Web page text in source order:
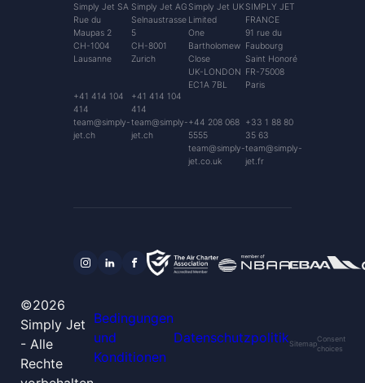
Simply Jet SA
Rue du
Maupas 2
CH-1004
Lausanne
+41 414 104
414
team@simply-
jet.ch
Simply Jet AG
Selnaustrasse
5
CH-8001
Zurich
+41 414 104
414
team@simply-
jet.ch
Simply Jet UK
Limited
One
Bartholomew
Close
UK-LONDON
EC1A 7BL
+44 208 068
5555
team@simply-
jet.co.uk
SIMPLY JET
FRANCE
91 rue du
Faubourg
Saint Honoré
FR-75008
Paris
+33 1 88 80
35 63
team@simply-
jet.fr
©2026
Simply Jet
- Alle
Rechte
Bedingungen
und
Konditionen
DatenschutzpolitikSitemap
Consent
choices